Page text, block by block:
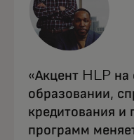
«Акцент HLP
образовании,
кредитования
программ